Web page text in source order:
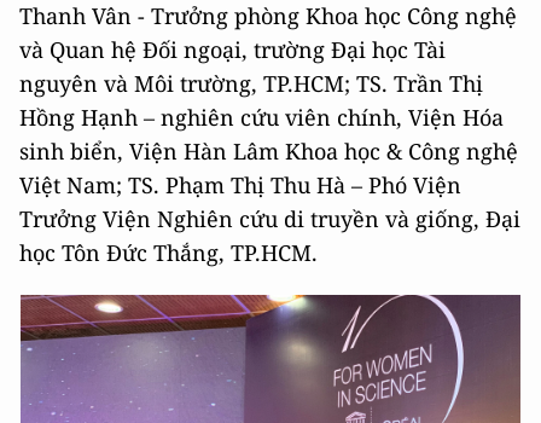
Thanh Vân - Trưởng phòng Khoa học Công nghệ
và Quan hệ Đối ngoại, trường Đại học Tài
nguyên và Môi trường, TP.HCM; TS. Trần Thị
Hồng Hạnh – nghiên cứu viên chính, Viện Hóa
sinh biển, Viện Hàn Lâm Khoa học & Công nghệ
Việt Nam; TS. Phạm Thị Thu Hà – Phó Viện
Trưởng Viện Nghiên cứu di truyền và giống, Đại
học Tôn Đức Thắng, TP.HCM.